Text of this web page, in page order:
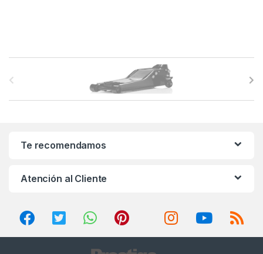
Te recomendamos
Atención al Cliente